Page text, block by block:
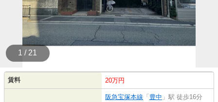
1 / 21
賃料 20万円
阪急宝塚本線 「 豊中 」駅 徒歩16分